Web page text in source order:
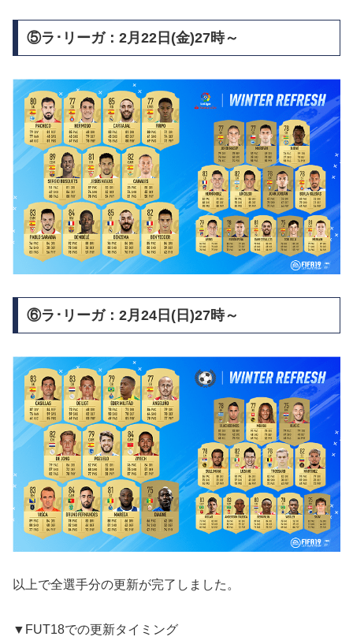
⑤ラ･リーガ：2月22日(金)27時～
⑥ラ･リーガ：2月24日(日)27時～
以上で全選手分の更新が完了しました。
▼FUT18での更新タイミング